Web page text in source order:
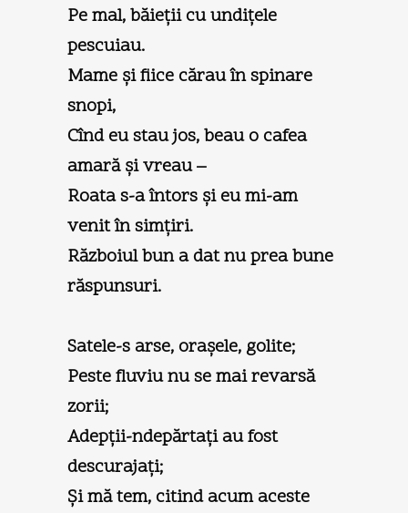
Pe mal, băieţii cu undiţele
pescuiau.
Mame şi fiice cărau în spinare
snopi,
Cînd eu stau jos, beau o cafea
amară şi vreau –
Roata s-a întors şi eu mi-am
venit în simţiri.
Războiul bun a dat nu prea bune
răspunsuri.
Satele-s arse, oraşele, golite;
Peste fluviu nu se mai revarsă
zorii;
Adepţii-ndepărtaţi au fost
descurajaţi;
Şi mă tem, citind acum aceste